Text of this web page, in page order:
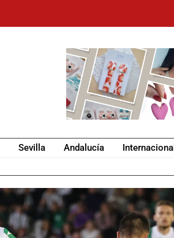
Sevilla Andalucía Internacional